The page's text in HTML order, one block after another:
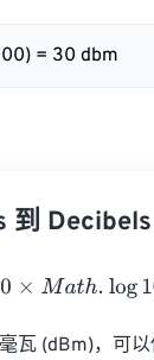
= 30 dbm
到
th .log10(Kilowatts
瓦 (dBm)，可